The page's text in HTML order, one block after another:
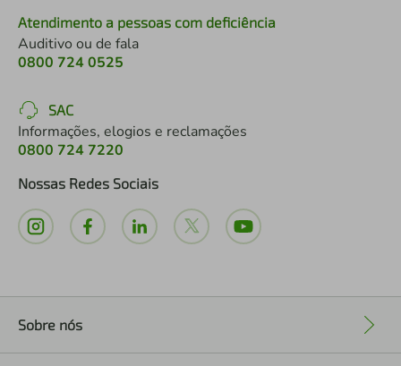
Atendimento a pessoas com deficiência
Auditivo ou de fala
0800 724 0525
SAC
Informações, elogios e reclamações
0800 724 7220
Nossas Redes Sociais
Sobre nós